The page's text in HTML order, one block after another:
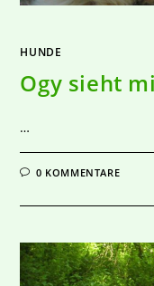
HUNDE
Ogy sieht
…
0 KOMMENTARE